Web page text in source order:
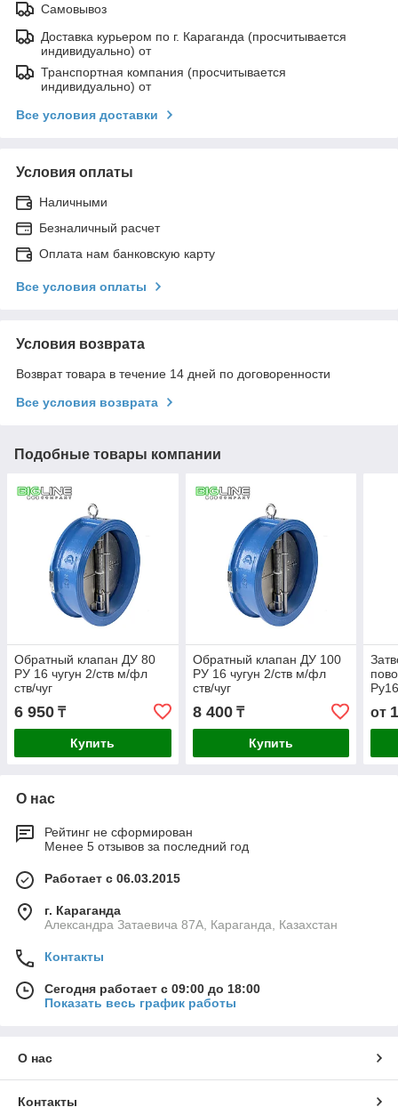
Самовывоз
Доставка курьером по г. Караганда (просчитывается
индивидуально) от
Транспортная компания (просчитывается
индивидуально) от
Все условия доставки
Условия оплаты
Наличными
Безналичный расчет
Оплата нам банковскую карту
Все условия оплаты
Условия возврата
Возврат товара в течение 14 дней по договоренности
Все условия возврата
Подобные товары компании
Обратный клапан ДУ 80
РУ 16 чугун 2/ств м/фл
ств/чуг
6 950 ₸
Купить
Обратный клапан ДУ 100
РУ 16 чугун 2/ств м/фл
ств/чуг
8 400₸
Купить
от
О нас
Рейтинг не сформирован
Менее 5 отзывов за последний год
Работает с 06.03.2015
г. Караганда
Александра Затаевича 87А, Караганда, Казахстан
Контакты
Сегодня работает с 09:00 до 18:00
Показать весь график работы
О нас
Контакты